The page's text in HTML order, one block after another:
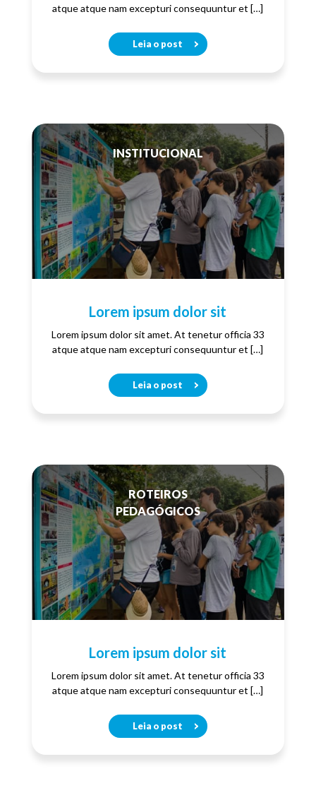
atque atque nam excepturi consequuntur et […]
Leia o post
INSTITUCIONAL
Lorem ipsum dolor sit
Lorem ipsum dolor sit amet. At tenetur officia 33
atque atque nam excepturi consequuntur et […]
Leia o post
ROTEIROS
PEDAGÓGICOS
Lorem ipsum dolor sit
Lorem ipsum dolor sit amet. At tenetur officia 33
atque atque nam excepturi consequuntur et […]
Leia o post